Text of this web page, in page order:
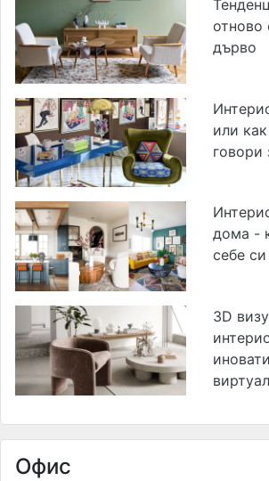
отново
дърво
или
говори
дома -
себе
3D
Офис